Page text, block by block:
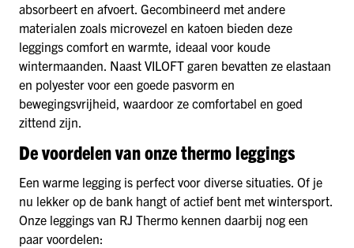
absorbeert en afvoert. Gecombineerd met andere
materialen zoals microvezel en katoen bieden deze
leggings comfort en warmte, ideaal voor koude
wintermaanden. Naast VILOFT garen bevatten ze elastaan
en polyester voor een goede pasvorm en
bewegingsvrijheid, waardoor ze comfortabel en goed
zittend zijn.
De voordelen van onze thermo leggings
Een warme legging is perfect voor diverse situaties. Of je
nu lekker op de bank hangt of actief bent met wintersport.
Onze leggings van RJ Thermo kennen daarbij nog een
paar voordelen: